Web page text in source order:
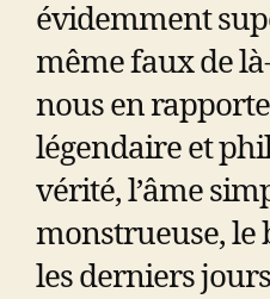
évidemment
même faux de
nous en
légendaire et
vérité, l’âme
monstrueuse, le
les derniers